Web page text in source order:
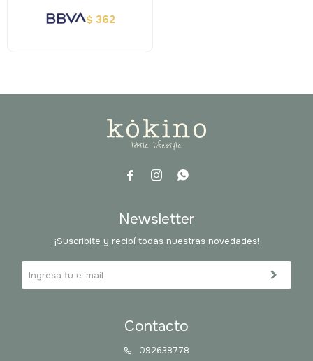
$ 362
  
Contacto
092638778
Newsletter
¡Suscribite y recibí todas nuestras novedades!